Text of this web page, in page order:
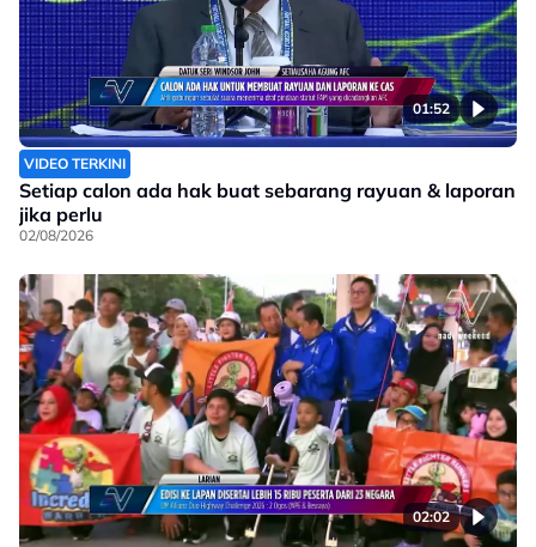
01:52
VIDEO TERKINI
Setiap calon ada hak buat sebarang rayuan & laporan
jika perlu
02/08/2026
02:02